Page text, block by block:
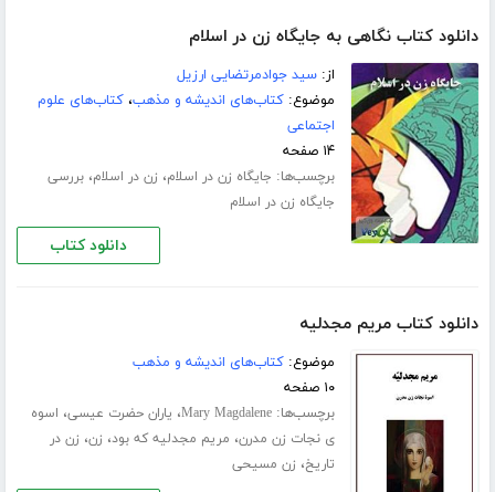
دانلود کتاب نگاهی به جایگاه زن در اسلام
از:سید جوادمرتضایی ارزیل
موضوع:کتاب‌های اندیشه و مذهب،کتاب‌های علوم
اجتماعی
۱۴ صفحه
برچسب‌ها: جایگاه زن در اسلام، زن در اسلام،بررسی
جایگاه زن در اسلام
دانلود کتاب
دانلود کتاب مریم مجدلیه
موضوع:کتاب‌های اندیشه و مذهب
۱۰ صفحه
برچسب‌ها:Mary Magdalene، یاران حضرت عیسی، اسوه
ی نجات زن مدرن، مریم مجدلیه که بود، زن، زن در
تاریخ، زن مسیحی